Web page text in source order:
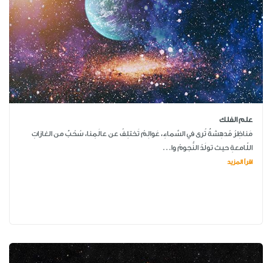
علم الفلك
مَناظِرُ مُدهِشةٌ تُرى في السَّماءِ، عَوالِمُ تَختلِفُ عن عالَمِنا، سُحُبٌ من الغازاتِ
اللّامعةِ حيث تولَدُ النُّجومُ وا...
اقرأ المزيد